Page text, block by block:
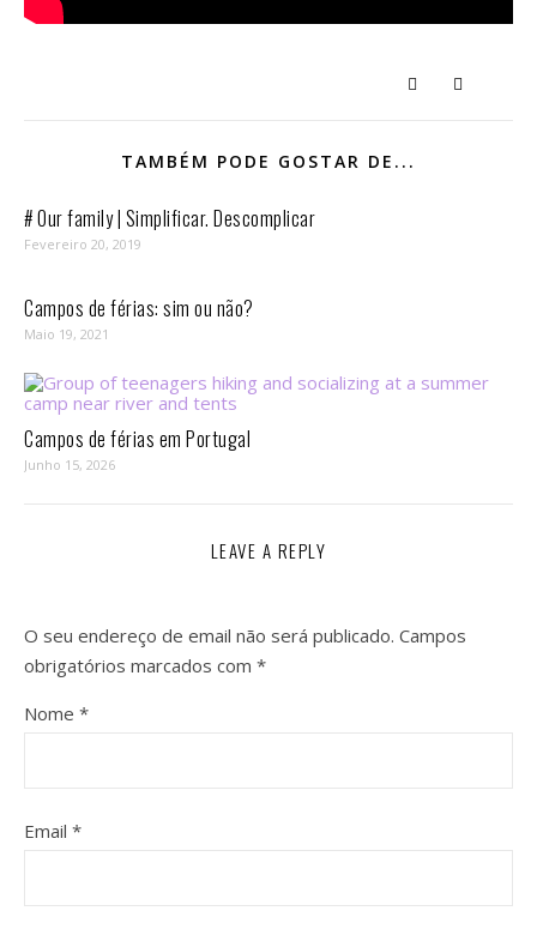
TAMBÉM PODE GOSTAR DE...
# Our family | Simplificar. Descomplicar
Fevereiro 20, 2019
Campos de férias: sim ou não?
Maio 19, 2021
Campos de férias em Portugal
Junho 15, 2026
LEAVE A REPLY
O seu endereço de email não será publicado. Campos
obrigatórios marcados com *
Nome *
Email *